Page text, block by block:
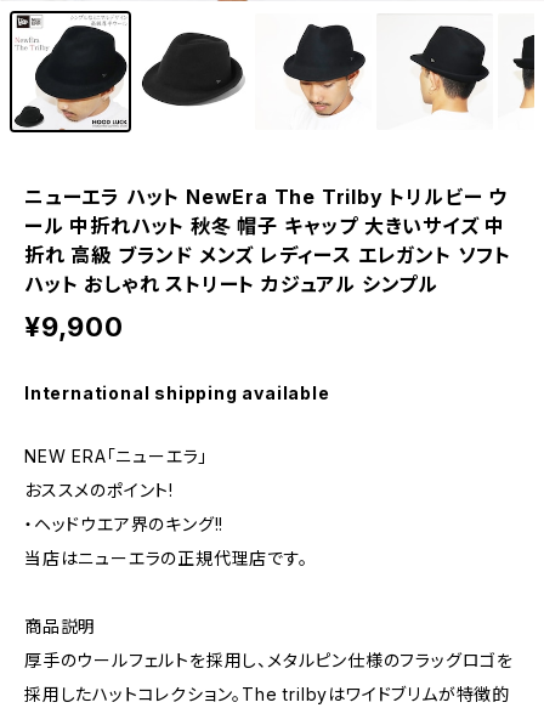
ニューエラ ハット NewEra The Trilby トリルビー ウ
ール 中折れハット 秋冬 帽子 キャップ 大きいサイズ 中
折れ 高級 ブランド メンズ レディース エレガント ソフト
ハット おしゃれ ストリート カジュアル シンプル
¥9,900
International shipping available
NEW ERA「ニューエラ」
おススメのポイント!
・ヘッドウエア界のキング!!
当店はニューエラの正規代理店です。
商品説明
厚手のウールフェルトを採用し、メタルピン仕様のフラッグロゴを
採用したハットコレクション。The trilbyはワイドブリムが特徴的